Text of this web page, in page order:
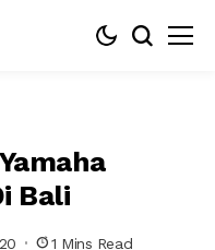
Bali
1 Mins Read